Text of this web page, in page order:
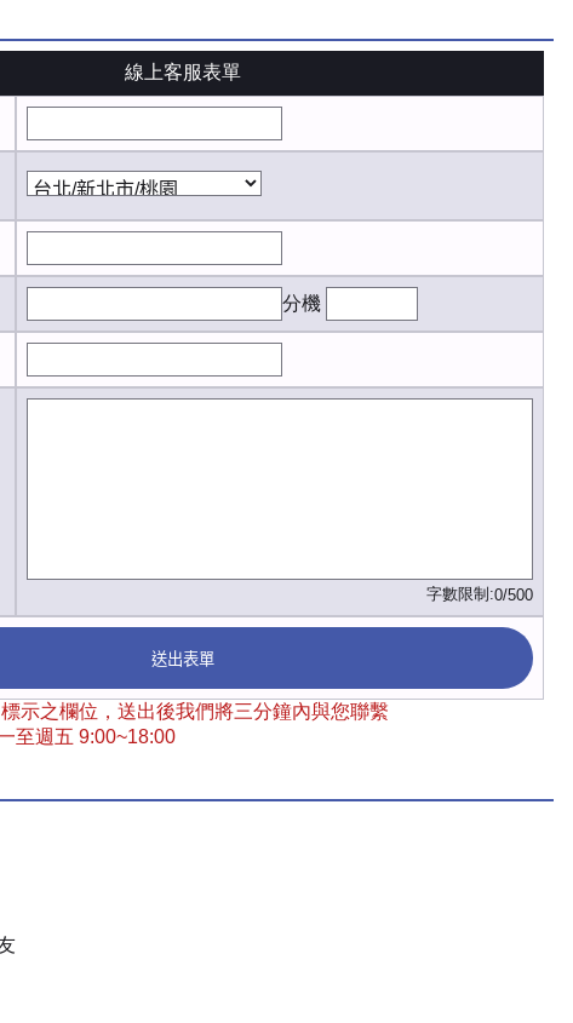
線上客服表單
分機
字數限制:0/500
送出表單
示之欄位，送出後我們將三分鐘內與您聯繫
至週五 9:00~18:00